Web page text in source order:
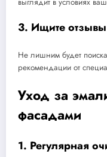
3. Ищите
Не лишним будет
рекомендации от
Уход за
фасадами
1. Регулярная